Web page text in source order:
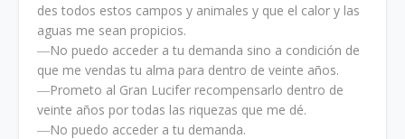
des todos estos campos y animales y que el calor y las
aguas me sean propicios.
―No puedo acceder a tu demanda sino a condición de
que me vendas tu alma para dentro de veinte años.
―Prometo al Gran Lucifer recompensarlo dentro de
veinte años por todas las riquezas que me dé.
―No puedo acceder a tu demanda.